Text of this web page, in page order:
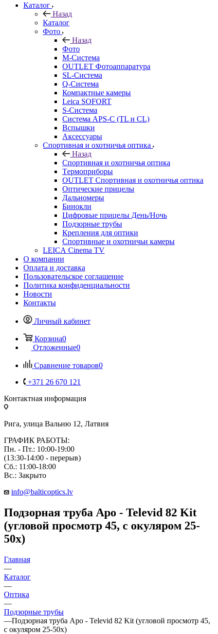
Каталог
Назад
Каталог
Фото
Назад
Фото
M-Система
OUTLET Фотоаппаратура
SL-Система
Q-Cистема
Компактные камеры
Leica SOFORT
S-Система
Система APS-C (TL и CL)
Вспышки
Аксессуары
Спортивная и охотничья оптика
Назад
Спортивная и охотничья оптика
Tермоприборы
OUTLET Спортивная и охотничья оптика
Оптические прицелы
Дальномеры
Бинокли
Цифровые прицелы День/Ночь
Подзорные трубы
Крепления для оптики
Спортивные и охотничьи камеры
LEICA Cinema TV
О компании
Оплата и доставка
Пользовательское соглашение
Политика конфиденциальности
Новости
Контакты
Личный кабинет
Корзина0
Отложенные0
Сравнение товаров0
+371 26 670 121
Контактная информация
Рига, улица Вальню 12, Латвия
ГРАФИК РАБОТЫ:
Пн. - Пт.: 10:00-19:00
(13:30-14:00 - перерыв)
Сб.: 11:00-18:00
Вс.: Закрыто
info@balticoptics.lv
Подзорная труба Apo - Televid 82 Kit
(угловой просмотр 45, c окуляром 25-
50х)
Главная
—
Каталог
—
Оптика
—
Подзорные трубы
—Подзорная труба Apo - Televid 82 Kit (угловой просмотр 45,
c окуляром 25-50х)